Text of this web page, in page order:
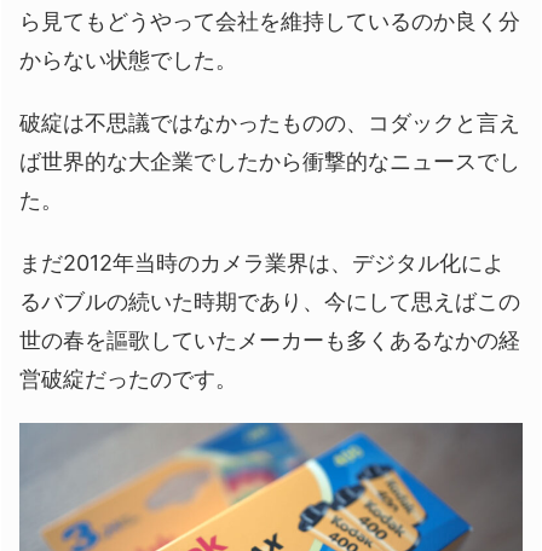
ら見てもどうやって会社を維持しているのか良く分
からない状態でした。
破綻は不思議ではなかったものの、コダックと言え
ば世界的な大企業でしたから衝撃的なニュースでし
た。
まだ2012年当時のカメラ業界は、デジタル化によ
るバブルの続いた時期であり、今にして思えばこの
世の春を謳歌していたメーカーも多くあるなかの経
営破綻だったのです。